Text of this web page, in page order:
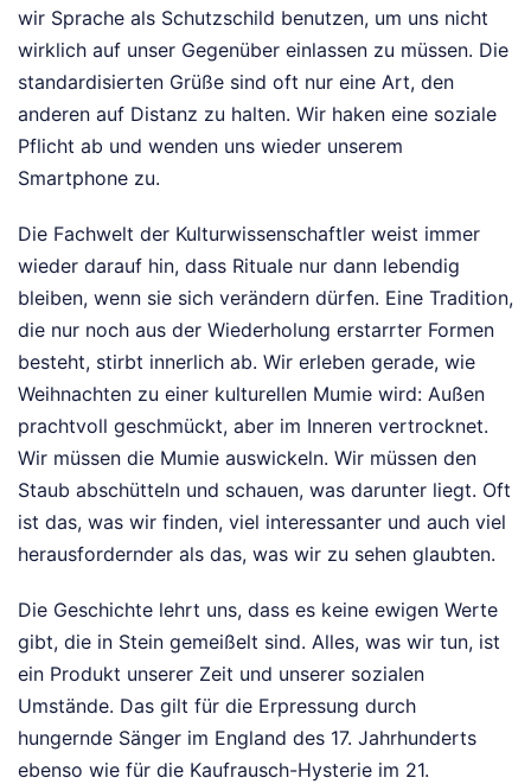
wir Sprache als Schutzschild benutzen, um uns nicht
wirklich auf unser Gegenüber einlassen zu müssen. Die
standardisierten Grüße sind oft nur eine Art, den
anderen auf Distanz zu halten. Wir haken eine soziale
Pflicht ab und wenden uns wieder unserem
Smartphone zu.
Die Fachwelt der Kulturwissenschaftler weist immer
wieder darauf hin, dass Rituale nur dann lebendig
bleiben, wenn sie sich verändern dürfen. Eine Tradition,
die nur noch aus der Wiederholung erstarrter Formen
besteht, stirbt innerlich ab. Wir erleben gerade, wie
Weihnachten zu einer kulturellen Mumie wird: Außen
prachtvoll geschmückt, aber im Inneren vertrocknet.
Wir müssen die Mumie auswickeln. Wir müssen den
Staub abschütteln und schauen, was darunter liegt. Oft
ist das, was wir finden, viel interessanter und auch viel
herausfordernder als das, was wir zu sehen glaubten.
Die Geschichte lehrt uns, dass es keine ewigen Werte
gibt, die in Stein gemeißelt sind. Alles, was wir tun, ist
ein Produkt unserer Zeit und unserer sozialen
Umstände. Das gilt für die Erpressung durch
hungernde Sänger im England des 17. Jahrhunderts
ebenso wie für die Kaufrausch-Hysterie im 21.